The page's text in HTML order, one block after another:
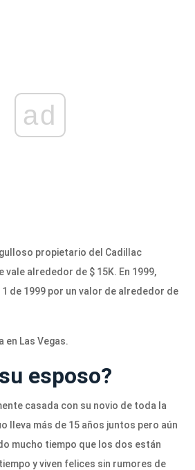
ad
propietario del Cadillac
vale alrededor de $ 15K. En 1999,
de 1999 por un valor de alrededor de
en Las Vegas.
esposo?
casada con su novio de toda la
lleva más de 15 años juntos pero aún
mucho tiempo que los dos están
y viven felices sin rumores de